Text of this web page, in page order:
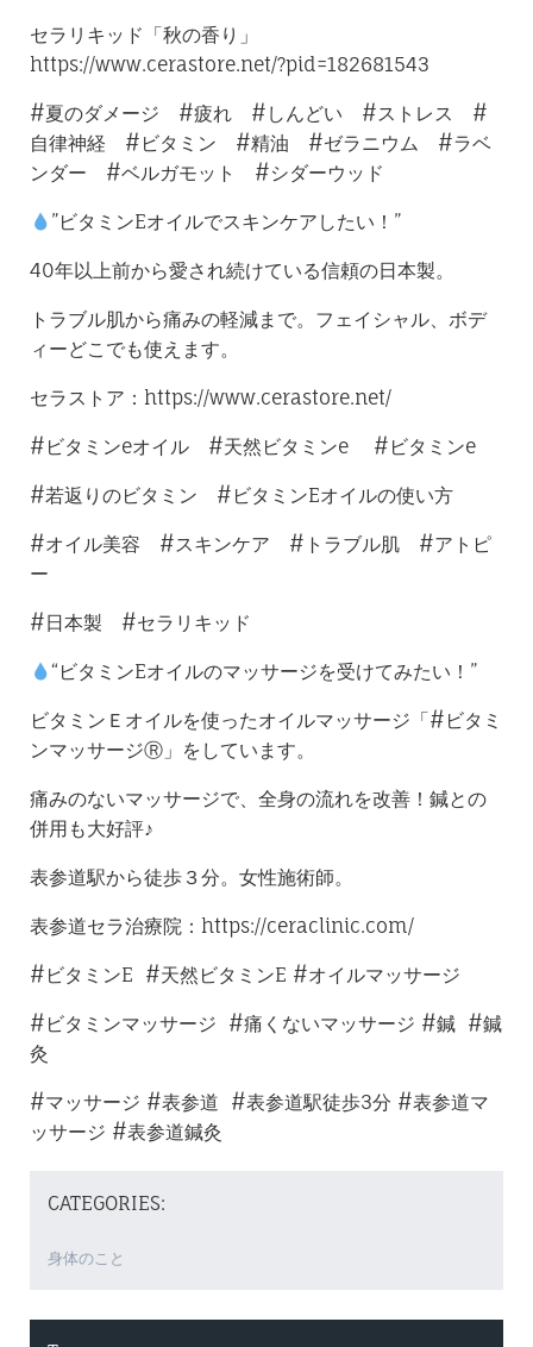
セラリキッド「秋の香り」
https://www.cerastore.net/?pid=182681543
#夏のダメージ #疲れ #しんどい #ストレス #
自律神経 #ビタミン #精油 #ゼラニウム #ラベ
ンダー #ベルガモット #シダーウッド
”ビタミンEオイルでスキンケアしたい！”
40年以上前から愛され続けている信頼の日本製。
トラブル肌から痛みの軽減まで。フェイシャル、ボデ
ィーどこでも使えます。
セラストア：https://www.cerastore.net/
#ビタミンeオイル #天然ビタミンe #ビタミンe
#若返りのビタミン #ビタミンEオイルの使い方
#オイル美容 #スキンケア #トラブル肌 #アトピ
ー
#日本製 #セラリキッド
“ビタミンEオイルのマッサージを受けてみたい！”
ビタミンＥオイルを使ったオイルマッサージ「#ビタミ
ンマッサージⓇ」をしています。
痛みのないマッサージで、全身の流れを改善！鍼との
併用も大好評♪
表参道駅から徒歩３分。女性施術師。
表参道セラ治療院：https://ceraclinic.com/
#ビタミンE #天然ビタミンE #オイルマッサージ
#ビタミンマッサージ #痛くないマッサージ #鍼 #鍼
灸
#マッサージ #表参道 #表参道駅徒歩3分 #表参道マ
ッサージ #表参道鍼灸
CATEGORIES:
身体のこと